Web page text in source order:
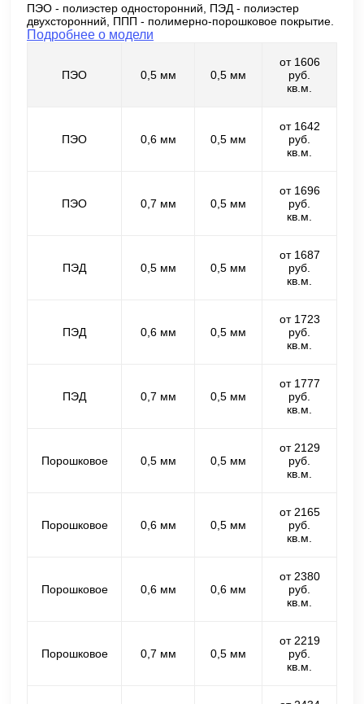
ПЭО - полиэстер односторонний, ПЭД - полиэстер
двухсторонний, ППП - полимерно-порошковое покрытие.
Подробнее о модели
ПЭО 0,5 мм 0,5 мм
от 1606
руб.
кв.м.
ПЭО 0,6 мм 0,5 мм
от 1642
руб.
кв.м.
ПЭО 0,7 мм 0,5 мм
от 1696
руб.
кв.м.
ПЭД 0,5 мм 0,5 мм
от 1687
руб.
кв.м.
ПЭД 0,6 мм 0,5 мм
от 1723
руб.
кв.м.
ПЭД 0,7 мм 0,5 мм
от 1777
руб.
кв.м.
Порошковое 0,5 мм 0,5 мм
от 2129
руб.
кв.м.
Порошковое 0,6 мм 0,5 мм
от 2165
руб.
кв.м.
Порошковое 0,6 мм 0,6 мм
от 2380
руб.
кв.м.
Порошковое 0,7 мм 0,5 мм
от 2219
руб.
кв.м.